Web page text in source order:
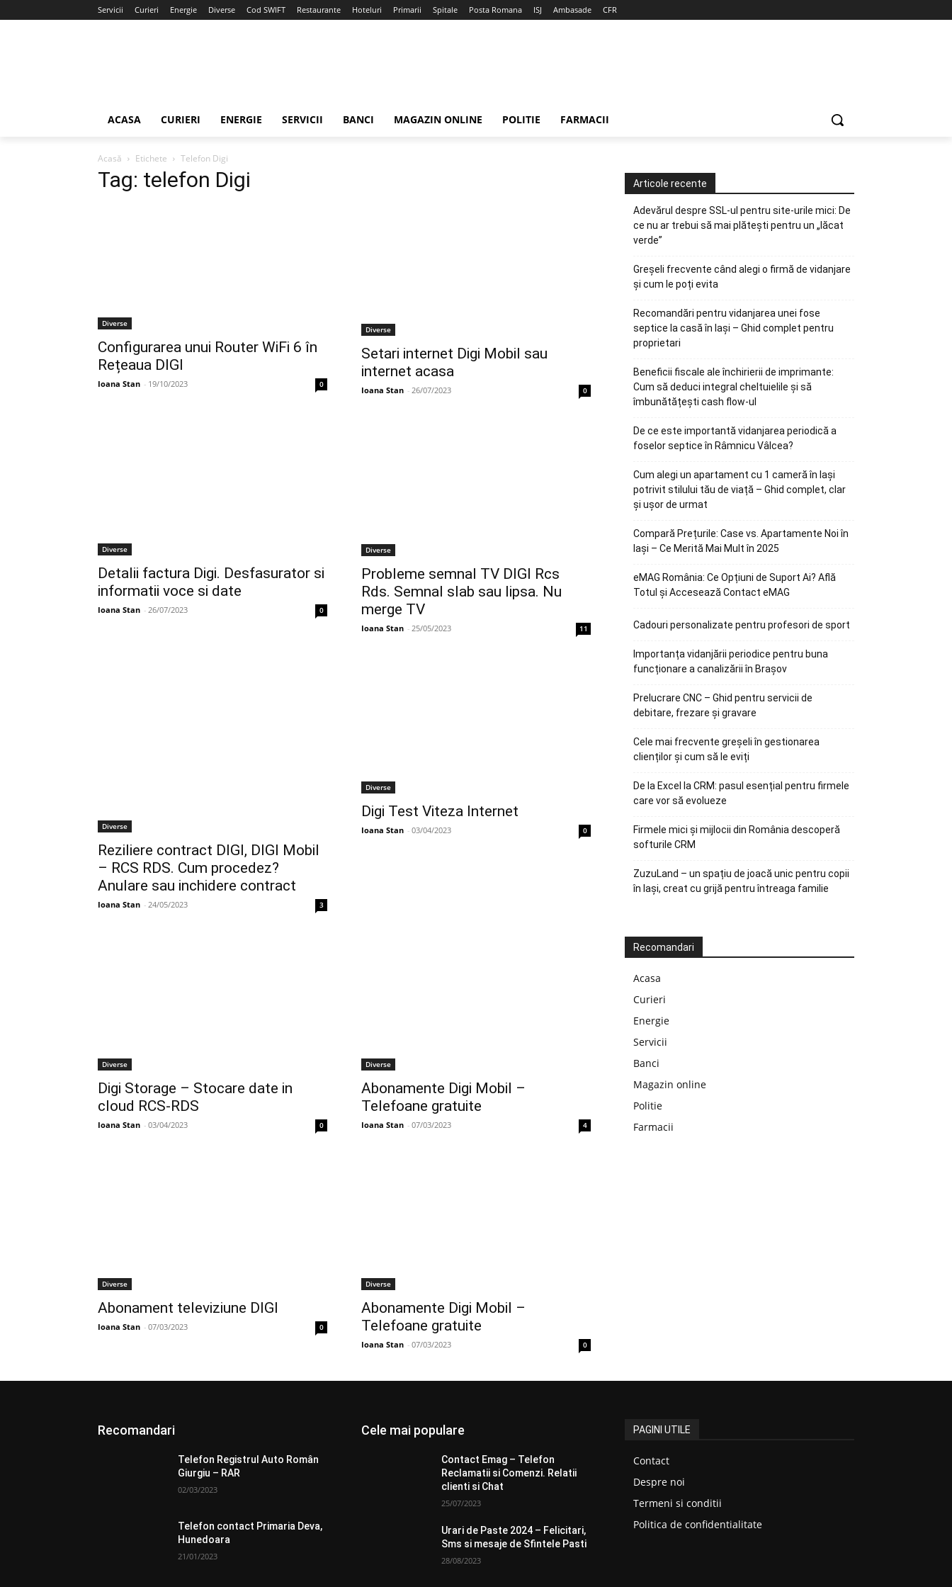
Servicii Curieri Energie Diverse Cod SWIFT Restaurante Hoteluri Primarii Spitale Posta Romana ISJ Ambasade CFR
ACASA CURIERI ENERGIE SERVICII BANCI MAGAZIN ONLINE POLITIE FARMACII
Acasă Etichete Telefon Digi
Tag: telefon Digi
Diverse
Configurarea unui Router WiFi 6 în
Rețeaua DIGI
Ioana Stan - 19/10/2023 0
Diverse
Setari internet Digi Mobil sau
internet acasa
Ioana Stan - 26/07/2023 0
Diverse
Detalii factura Digi. Desfasurator si
informatii voce si date
Ioana Stan - 26/07/2023 0
Diverse
Probleme semnal TV DIGI Rcs
Rds. Semnal slab sau lipsa. Nu
merge TV
Ioana Stan - 25/05/2023 11
Diverse
Reziliere contract DIGI, DIGI Mobil
– RCS RDS. Cum procedez?
Anulare sau inchidere contract
Ioana Stan - 24/05/2023 3
Diverse
Digi Test Viteza Internet
Ioana Stan - 03/04/2023 0
Diverse
Digi Storage – Stocare date in
cloud RCS-RDS
Ioana Stan - 03/04/2023 0
Diverse
Abonamente Digi Mobil –
Telefoane gratuite
Ioana Stan - 07/03/2023 4
Diverse
Abonament televiziune DIGI
Ioana Stan - 07/03/2023 0
Diverse
Abonamente Digi Mobil –
Telefoane gratuite
Ioana Stan - 07/03/2023 0
Articole recente
Adevărul despre SSL-ul pentru site-urile mici: De
ce nu ar trebui să mai plătești pentru un „lăcat
verde”
Greșeli frecvente când alegi o firmă de vidanjare
și cum le poți evita
Recomandări pentru vidanjarea unei fose
septice la casă în Iași – Ghid complet pentru
proprietari
Beneficii fiscale ale închirierii de imprimante:
Cum să deduci integral cheltuielile și să
îmbunătățești cash flow-ul
De ce este importantă vidanjarea periodică a
foselor septice în Râmnicu Vâlcea?
Cum alegi un apartament cu 1 cameră în Iași
potrivit stilului tău de viață – Ghid complet, clar
și ușor de urmat
Compară Prețurile: Case vs. Apartamente Noi în
Iași – Ce Merită Mai Mult în 2025
eMAG România: Ce Opțiuni de Suport Ai? Află
Totul și Accesează Contact eMAG
Cadouri personalizate pentru profesori de sport
Importanța vidanjării periodice pentru buna
funcționare a canalizării în Brașov
Prelucrare CNC – Ghid pentru servicii de
debitare, frezare și gravare
Cele mai frecvente greșeli în gestionarea
clienților și cum să le eviți
De la Excel la CRM: pasul esențial pentru firmele
care vor să evolueze
Firmele mici și mijlocii din România descoperă
softurile CRM
ZuzuLand – un spațiu de joacă unic pentru copii
în Iași, creat cu grijă pentru întreaga familie
Recomandari
Acasa
Curieri
Energie
Servicii
Banci
Magazin online
Politie
Farmacii
Recomandari
Telefon Registrul Auto Român
Giurgiu – RAR
02/03/2023
Telefon contact Primaria Deva,
Hunedoara
21/01/2023
Cele mai populare
Contact Emag – Telefon
Reclamatii si Comenzi. Relatii
clienti si Chat
25/07/2023
Urari de Paste 2024 – Felicitari,
Sms si mesaje de Sfintele Pasti
28/08/2023
PAGINI UTILE
Contact
Despre noi
Termeni si conditii
Politica de confidentialitate